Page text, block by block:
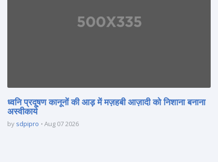
ध्वनि प्रदूषण कानूनों की आड़ में मज़हबी आज़ादी को निशाना बनाना
अस्वीकार्य
by sdpipro Aug 07 2026